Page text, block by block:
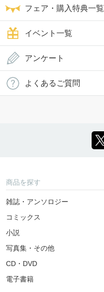
フェア・購入特典一覧
イベント一覧
アンケート
よくあるご質問
商品を探す
雑誌・アンソロジー
コミックス
小説
写真集・その他
CD・DVD
電子書籍